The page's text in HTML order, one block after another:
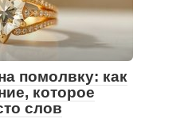
помолвку: как
которое
слов